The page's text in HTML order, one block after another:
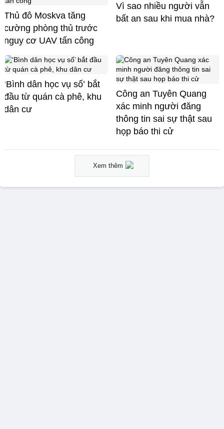
Thủ đô Moskva tăng
cường phòng thủ trước
nguy cơ UAV tấn công
Vì sao nhiều người vẫn
bất an sau khi mua nhà?
‘Bình dân học vụ số’ bắt
đầu từ quán cà phê, khu
dân cư
Công an Tuyên Quang
xác minh người đăng
thông tin sai sự thật sau
họp báo thi cử
Xem thêm